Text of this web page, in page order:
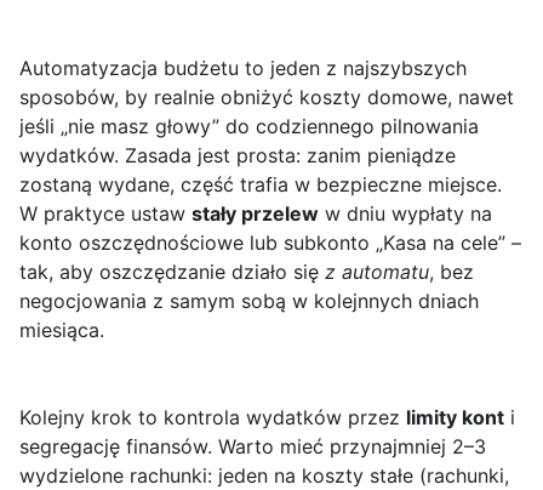
Automatyzacja budżetu to jeden z najszybszych
sposobów, by realnie obniżyć koszty domowe, nawet
jeśli „nie masz głowy” do codziennego pilnowania
wydatków. Zasada jest prosta: zanim pieniądze
zostaną wydane, część trafia w bezpieczne miejsce.
W praktyce ustaw stały przelew w dniu wypłaty na
konto oszczędnościowe lub subkonto „Kasa na cele” –
tak, aby oszczędzanie działo się z automatu, bez
negocjowania z samym sobą w kolejnnych dniach
miesiąca.
Kolejny krok to kontrola wydatków przez limity kont i
segregację finansów. Warto mieć przynajmniej 2–3
wydzielone rachunki: jeden na koszty stałe (rachunki,